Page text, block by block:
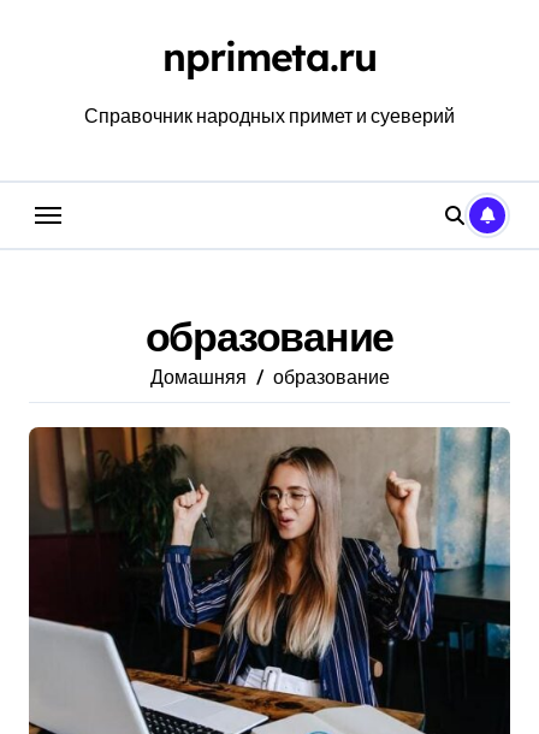
nprimeta.ru
Справочник народных примет и суеверий
образование
Домашняя образование